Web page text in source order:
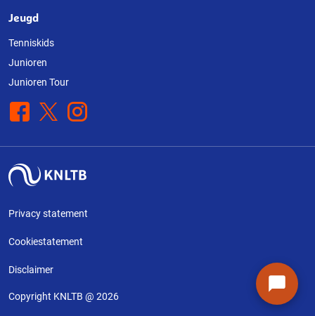
Jeugd
Tenniskids
Junioren
Junioren Tour
Facebook
X Instagram
Privacy statement
Cookiestatement
Disclaimer
Copyright KNLTB @ 2026